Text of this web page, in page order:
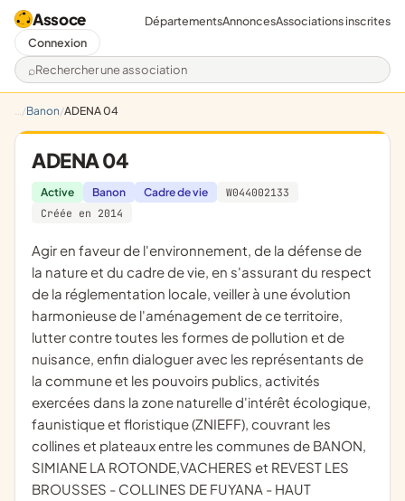
Assoce
Rechercher une association
DépartementsAnnoncesAssociations inscrites
Connexion
Banon ADENA 04
ADENA 04
Active Banon Cadre de vie
W044002133
Créée en 2014
agir en faveur de l'environnement, de la défense de
la nature et du cadre de vie, en s'assurant du respect
de la réglementation locale, veiller à une évolution
harmonieuse de l'aménagement de ce territoire,
lutter contre toutes les formes de pollution et de
nuisance, enfin dialoguer avec les représentants de
la commune et les pouvoirs publics, activités
exercées dans la zone naturelle d'intérêt écologique,
faunistique et floristique (ZNIEFF), couvrant les
collines et plateaux entre les communes de BANON,
SIMIANE LA ROTONDE,VACHERES et REVEST LES
BROUSSES - COLLINES DE FUYANA - HAUT